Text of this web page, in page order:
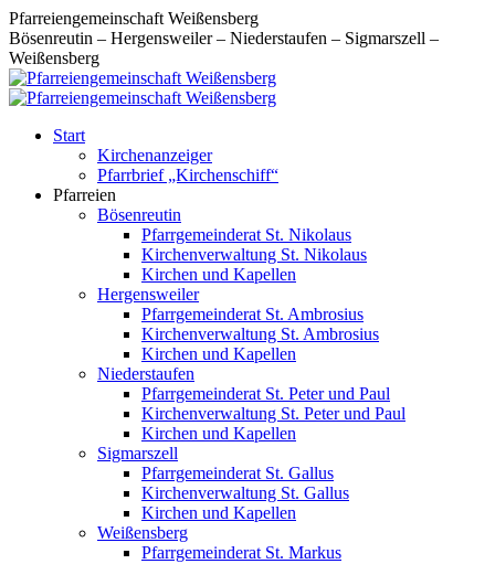
Zum
Inhalt
springen
Pfarreiengemeinschaft Weißensberg
Bösenreutin – Hergensweiler – Niederstaufen – Sigmarszell –
Weißensberg
Start
Kirchenanzeiger
Pfarrbrief „Kirchenschiff“
Pfarreien
Bösenreutin
Pfarrgemeinderat St. Nikolaus
Kirchenverwaltung St. Nikolaus
Kirchen und Kapellen
Hergensweiler
Pfarrgemeinderat St. Ambrosius
Kirchenverwaltung St. Ambrosius
Kirchen und Kapellen
Niederstaufen
Pfarrgemeinderat St. Peter und Paul
Kirchenverwaltung St. Peter und Paul
Kirchen und Kapellen
Sigmarszell
Pfarrgemeinderat St. Gallus
Kirchenverwaltung St. Gallus
Kirchen und Kapellen
Weißensberg
Pfarrgemeinderat St. Markus